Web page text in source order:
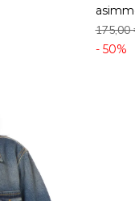
175,00
- 50%